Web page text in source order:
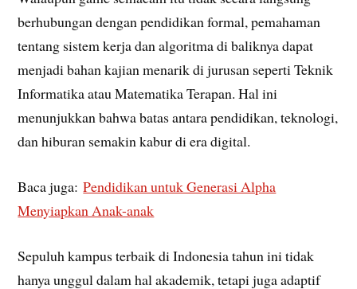
berhubungan dengan pendidikan formal, pemahaman
tentang sistem kerja dan algoritma di baliknya dapat
menjadi bahan kajian menarik di jurusan seperti Teknik
Informatika atau Matematika Terapan. Hal ini
menunjukkan bahwa batas antara pendidikan, teknologi,
dan hiburan semakin kabur di era digital.
Baca juga:Pendidikan untuk Generasi Alpha
Menyiapkan Anak-anak
Sepuluh kampus terbaik di Indonesia tahun ini tidak
hanya unggul dalam hal akademik, tetapi juga adaptif